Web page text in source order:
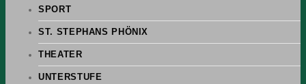
SPORT
ST. STEPHANS PHÖNIX
THEATER
UNTERSTUFE